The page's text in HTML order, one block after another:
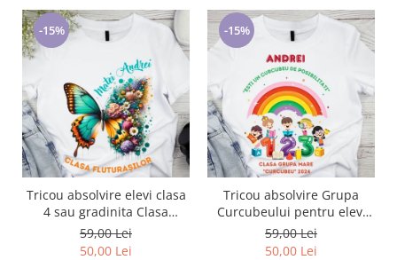
-15%
Tricou absolvire elevi clasa
4 sau gradinita Clasa
fluturasilor cu text sau poze
ABS1063
59,00 Lei
50,00 Lei
-15%
Tricou absolvire Grupa
Curcubeului pentru elevi
clasa 4 sau gradinita
ABS1086
59,00 Lei
50,00 Lei